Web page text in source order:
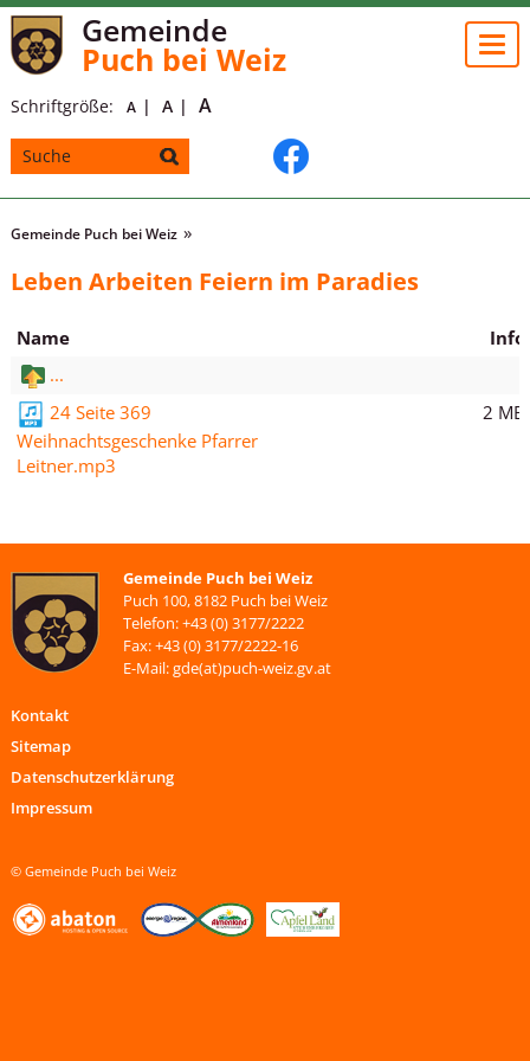
Gemeinde
Puch bei Weiz
Schriftgröße: A A A
Gemeinde Puch bei Weiz
Leben Arbeiten Feiern im Paradies
Name
Info
...
24 Seite 369
Weihnachtsgeschenke Pfarrer
Leitner.mp3
2 MB
Gemeinde Puch bei Weiz
Puch 100, 8182 Puch bei Weiz
Telefon: +43 (0) 3177/2222
Fax: +43 (0) 3177/2222-16
E-Mail: gde(at)puch-weiz.gv.at
Kontakt
Sitemap
Datenschutzerklärung
Impressum
© Gemeinde Puch bei Weiz